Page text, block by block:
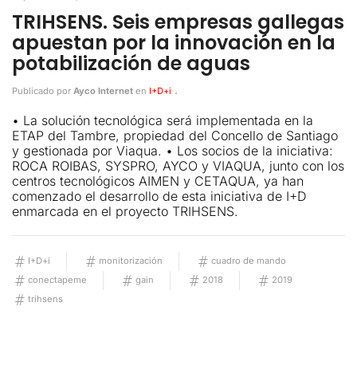
TRIHSENS. Seis empresas gallegas
apuestan por la innovación en la
potabilización de aguas
Publicado por Ayco Internet en I+D+i .
• La solución tecnológica será implementada en la
ETAP del Tambre, propiedad del Concello de Santiago
y gestionada por Viaqua. • Los socios de la iniciativa:
ROCA ROIBAS, SYSPRO, AYCO y VIAQUA, junto con los
centros tecnológicos AIMEN y CETAQUA, ya han
comenzado el desarrollo de esta iniciativa de I+D
enmarcada en el proyecto TRIHSENS.
I+D+i monitorización
cuadro de mando
conectapeme
gain 2018
2019
trihsens